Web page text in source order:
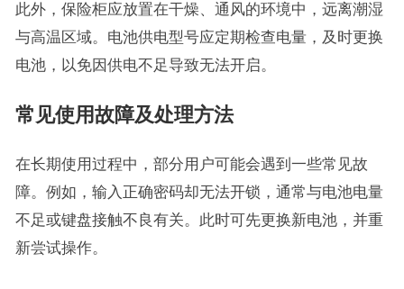
此外，保险柜应放置在干燥、通风的环境中，远离潮湿
与高温区域。电池供电型号应定期检查电量，及时更换
电池，以免因供电不足导致无法开启。
常见使用故障及处理方法
在长期使用过程中，部分用户可能会遇到一些常见故
障。例如，输入正确密码却无法开锁，通常与电池电量
不足或键盘接触不良有关。此时可先更换新电池，并重
新尝试操作。